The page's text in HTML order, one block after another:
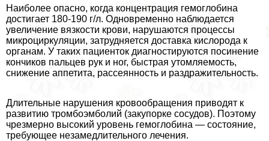
Наиболее опасно, когда концентрация гемоглобина
достигает 180-190 г/л. Одновременно наблюдается
увеличение вязкости крови, нарушаются процессы
микроциркуляции, затрудняется доставка кислорода к
органам. У таких пациенток диагностируются посинение
кончиков пальцев рук и ног, быстрая утомляемость,
снижение аппетита, рассеянность и раздражительность.
Длительные нарушения кровообращения приводят к
развитию тромбоэмболий (закупорке сосудов). Поэтому
чрезмерно высокий уровень гемоглобина — состояние,
требующее незамедлительного лечения.